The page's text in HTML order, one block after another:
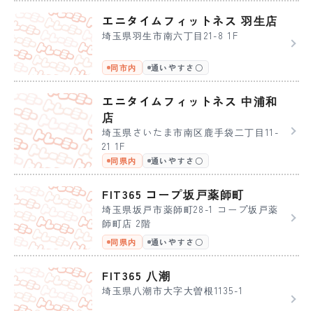
エニタイムフィットネス 羽生店
埼玉県羽生市南六丁目21-8 1F
同市内 通いやすさ〇
エニタイムフィットネス 中浦和
店
埼玉県さいたま市南区鹿手袋二丁目11-
21 1F
同県内 通いやすさ〇
FIT365 コープ坂戸薬師町
埼玉県坂戸市薬師町28-1 コープ坂戸薬
師町店 2階
同県内 通いやすさ〇
FIT365 八潮
埼玉県八潮市大字大曽根1135-1